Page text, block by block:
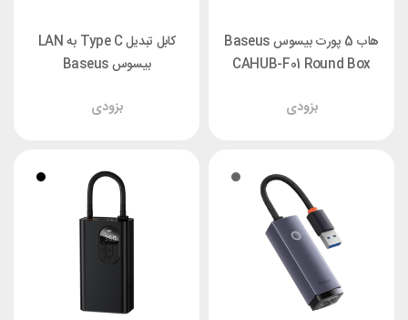
هاب 5 پورت بیسوس Baseus
CAHUB-F01 Round Box
بزودی
کابل تبدیل Type C به LAN
بیسوس Baseus
بزودی